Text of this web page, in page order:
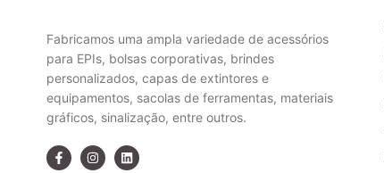
Fabricamos uma ampla variedade de acessórios
para EPIs, bolsas corporativas, brindes
personalizados, capas de extintores e
equipamentos, sacolas de ferramentas, materiais
gráficos, sinalização, entre outros.